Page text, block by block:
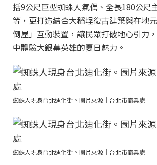
括9公尺巨型蜘蛛人氣偶、全長180公尺
等，更打造結合大稻埕復古建築與在地
倒屋」互動裝置，讓民眾打破地心引力
中體驗大銀幕英雄的夏日魅力。
蜘蛛人現身台北迪化街。圖片來源｜台北市商業處
蜘蛛人現身台北迪化街。圖片來源｜台北市商業處